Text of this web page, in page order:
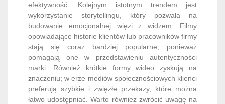
efektywność. Kolejnym istotnym trendem jest
wykorzystanie storytellingu, który pozwala na
budowanie emocjonalnej więzi z widzem. Filmy
opowiadające historie klientów lub pracowników firmy
stają się coraz bardziej popularne, ponieważ
pomagają one w przedstawieniu autentyczności
marki. Również krótkie formy wideo zyskują na
znaczeniu; w erze mediów społecznościowych klienci
preferują szybkie i zwięzłe przekazy, które można
łatwo udostępniać. Warto również zwrócić uwagę na